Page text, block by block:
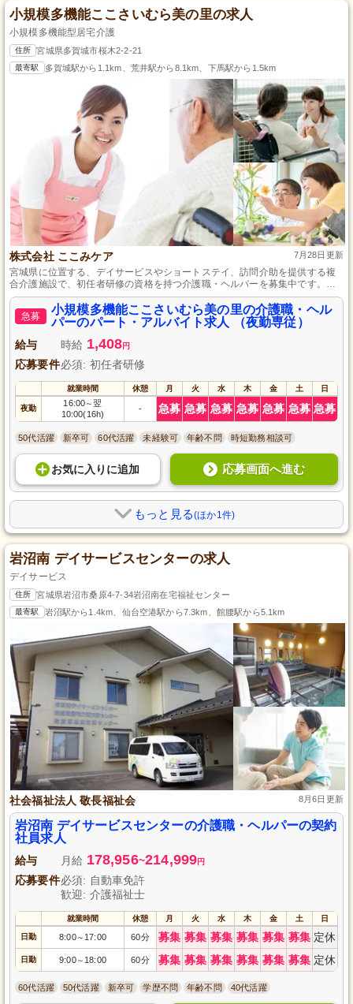
小規模多機能ここさいむら美の里の求人
小規模多機能型居宅介護
住所 宮城県多賀城市桜木2-2-21
最寄駅 多賀城駅から1.1km、荒井駅から8.1km、下馬駅から1.5km
株式会社 ここみケア 7月28日更新
宮城県に位置する、デイサービスやショートステイ、訪問介助を提供する複
合介護施設で、初任者研修の資格を持つ介護職・ヘルパーを募集中です。明
るく穏やかな環境で、質の高いケアを提供しています。マイカー通勤可能
で、仕事とプライベートのバランスも保ちやすく、様々な年齢層のスタッフ
と協力しながら成長できる職場です。
急募
小規模多機能ここさいむら美の里の介護職・ヘル
パーのパート・アルバイト求人 （夜勤専従）
給与 時給 1,408円
応募要件必須: 初任者研修
就業時間 休憩 月 火 水 木 金 土 日
夜勤
16:00～翌
10:00(16h)
- 急募 急募 急募 急募 急募 急募 急募
50代活躍 新卒可 60代活躍 未経験可 年齢不問 時短勤務相談可
お気に入り に追加 応募画面へ進む
もっと見る(ほか1件)
岩沼南 デイサービスセンターの求人
デイサービス
住所 宮城県岩沼市桑原4-7-34岩沼南在宅福祉センター
最寄駅 岩沼駅から1.4km、仙台空港駅から7.3km、館腰駅から5.1km
社会福祉法人 敬長福祉会 8月6日更新
岩沼南 デイサービスセンターの介護職・ヘルパーの契約
社員求人
給与 月給 178,956~214,999円
応募要件必須: 自動車免許
歓迎: 介護福祉士
就業時間 休憩 月 火 水 木 金 土 日
日勤 8:00～ 17:00 60分 募集 募集 募集 募集 募集 募集 定休
日勤 9:00～ 18:00 60分 募集 募集 募集 募集 募集 募集 定休
60代活躍 50代活躍 新卒可 学歴不問 年齢不問 40代活躍